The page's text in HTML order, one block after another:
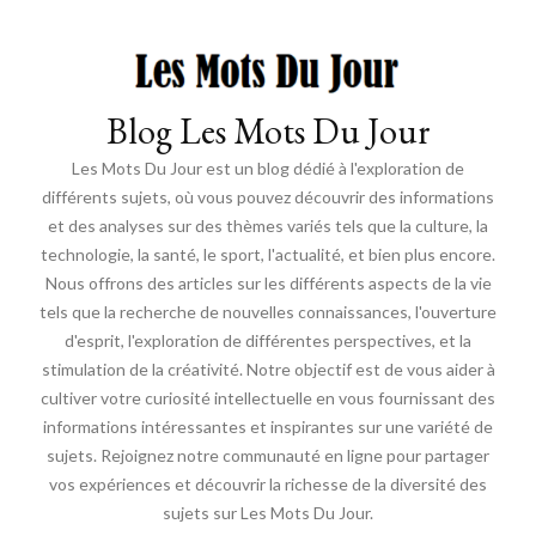
Blog Les Mots Du Jour
Les Mots Du Jour est un blog dédié à l'exploration de
différents sujets, où vous pouvez découvrir des informations
et des analyses sur des thèmes variés tels que la culture, la
technologie, la santé, le sport, l'actualité, et bien plus encore.
Nous offrons des articles sur les différents aspects de la vie
tels que la recherche de nouvelles connaissances, l'ouverture
d'esprit, l'exploration de différentes perspectives, et la
stimulation de la créativité. Notre objectif est de vous aider à
cultiver votre curiosité intellectuelle en vous fournissant des
informations intéressantes et inspirantes sur une variété de
sujets. Rejoignez notre communauté en ligne pour partager
vos expériences et découvrir la richesse de la diversité des
sujets sur Les Mots Du Jour.